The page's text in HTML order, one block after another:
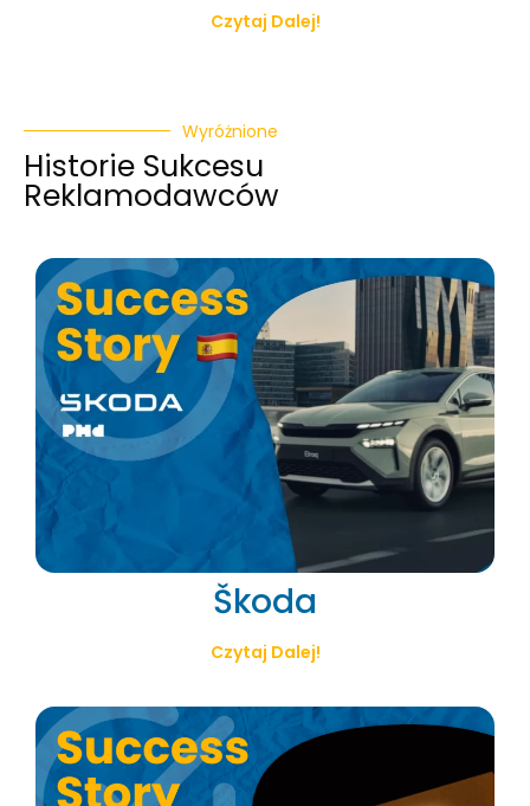
Czytaj Dalej!
Wyróżnione
Historie Sukcesu
Reklamodawców
Škoda
Czytaj Dalej!